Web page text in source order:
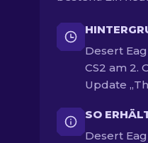
Desert
CS2 am 2.
Update
SO
Desert